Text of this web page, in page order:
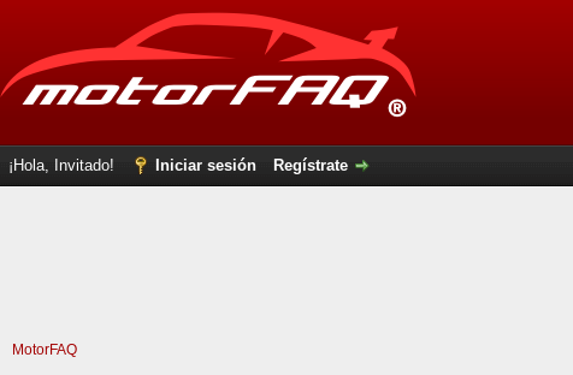
¡Hola, Invitado! Iniciar sesión Regístrate
MotorFAQ